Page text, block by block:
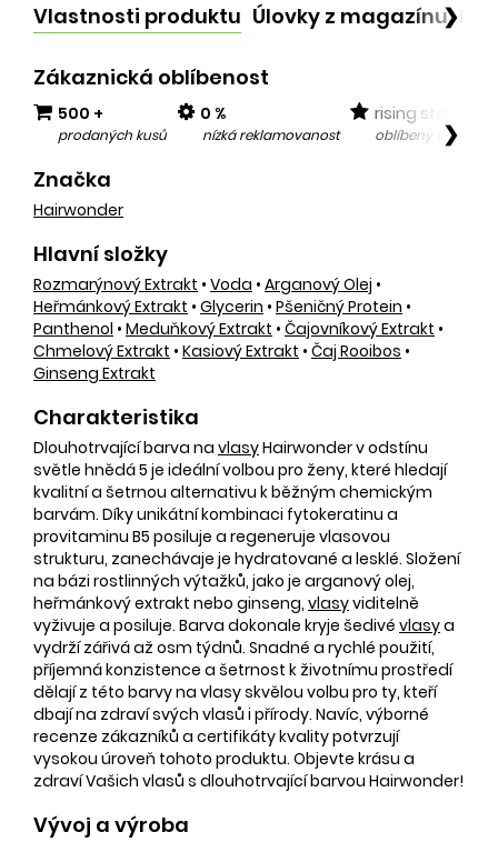
Vlastnosti produktu Úlovky z magazínu❯
Zákaznická oblíbenost
500 +
prodaných kusů
0 %
nízká reklamovanost
rising star
oblíbený v❯
Značka
Hairwonder
Hlavní složky
Rozmarýnový Extrakt • Voda • Arganový Olej •
Heřmánkový Extrakt • Glycerin • Pšeničný Protein •
Panthenol • Meduňkový Extrakt • Čajovníkový Extrakt •
Chmelový Extrakt • Kasiový Extrakt • Čaj Rooibos •
Ginseng Extrakt
Charakteristika
Dlouhotrvající barva na vlasyHairwonder v odstínu
světle hnědá 5 je ideální volbou pro ženy, které hledají
kvalitní a šetrnou alternativu k běžným chemickým
barvám. Díky unikátní kombinaci fytokeratinu a
provitaminu B5 posiluje a regeneruje vlasovou
strukturu, zanechávaje je hydratované a lesklé. Složení
na bázi rostlinných výtažků, jako je arganový olej,
heřmánkový extrakt nebo ginseng, vlasyviditelně
vyživuje a posiluje. Barva dokonale kryje šedivé vlasya
vydrží zářivá až osm týdnů. Snadné a rychlé použití,
příjemná konzistence a šetrnost k životnímu prostředí
dělají z této barvy na vlasy skvělou volbu pro ty, kteří
dbají na zdraví svých vlasů i přírody. Navíc, výborné
recenze zákazníků a certifikáty kvality potvrzují
vysokou úroveň tohoto produktu. Objevte krásu a
zdraví Vašich vlasů s dlouhotrvající barvou Hairwonder!
Vývoj a výroba